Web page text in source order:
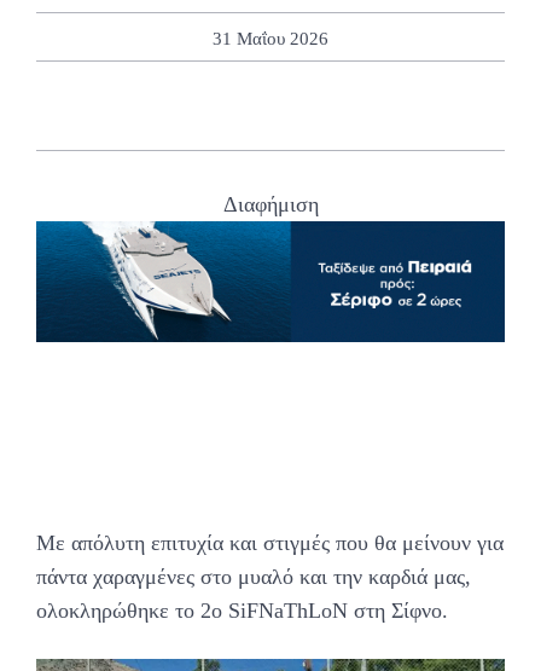
31 Μαΐου 2026
Διαφήμιση
Με απόλυτη επιτυχία και στιγμές που θα μείνουν για
πάντα χαραγμένες στο μυαλό και την καρδιά μας,
ολοκληρώθηκε το 2ο SiFNaThLoN στη Σίφνο.